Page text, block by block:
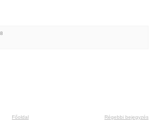
Régebbi bejegyzés
Főoldal